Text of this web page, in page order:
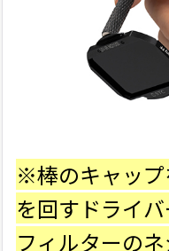
※棒のキャップ
を回すドライバ
フィルターの